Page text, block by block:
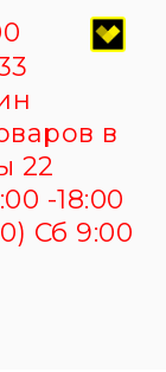
00
в
22
-18:00
Сб 9:00